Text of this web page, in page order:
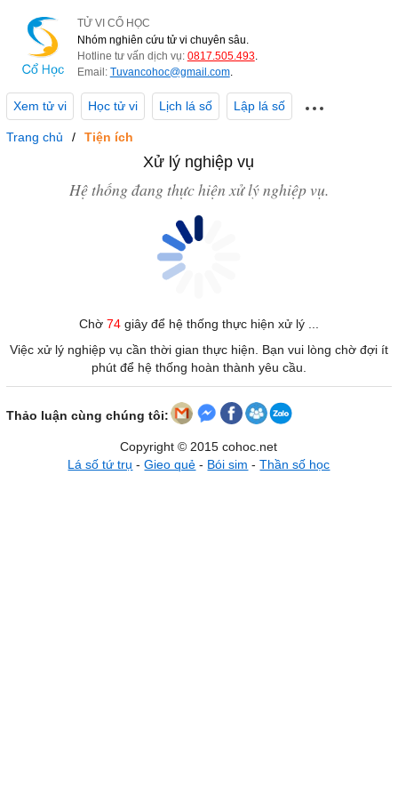
TỬ VI CỔ HỌC
Nhóm nghiên cứu tử vi chuyên sâu.
Hotline tư vấn dịch vụ: 0817.505.493.
Email: Tuvancohoc@gmail.com.
Xem tử vi Học tử vi Lịch lá số Lập lá số
Trang chủ Tiện ích
Xử lý nghiệp vụ
Hệ thống đang thực hiện xử lý nghiệp vụ.
Chờ 74giây để hệ thống thực hiện xử lý ...
Việc xử lý nghiệp vụ cần thời gian thực hiện. Bạn vui lòng chờ đợi ít
phút để hệ thống hoàn thành yêu cầu.
Thảo luận cùng chúng tôi:
Copyright © 2015 cohoc.net
Lá số tứ trụ -Gieo quẻ - Bói sim -Thần số học